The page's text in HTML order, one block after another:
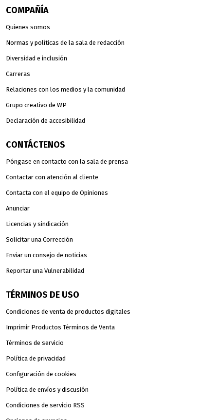
COMPAÑÍA
Quienes somos
Normas y políticas de la sala de redacción
Diversidad e inclusión
Carreras
Relaciones con los medios y la comunidad
Grupo creativo de WP
Declaración de accesibilidad
CONTÁCTENOS
Póngase en contacto con la sala de prensa
Contactar con atención al cliente
Contacta con el equipo de Opiniones
Anunciar
Licencias y sindicación
Solicitar una Corrección
Enviar un consejo de noticias
Reportar una Vulnerabilidad
TÉRMINOS DE USO
Condiciones de venta de productos digitales
Imprimir Productos Términos de Venta
Términos de servicio
Política de privacidad
Configuración de cookies
Política de envíos y discusión
Condiciones de servicio RSS